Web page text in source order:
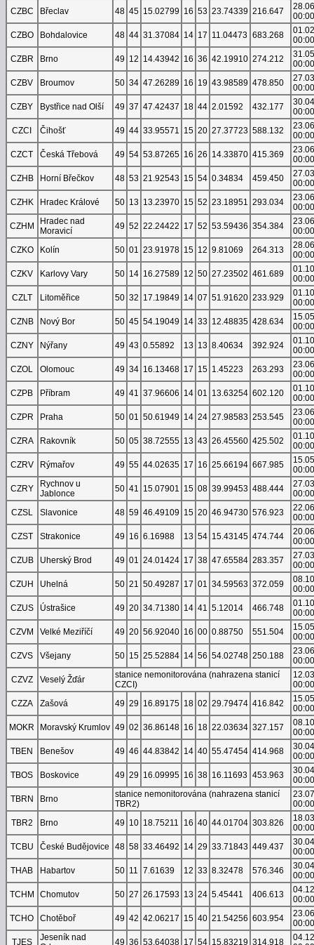
CZBC
Břeclav 48 45 15.02799 16 53 23.74339 216.647
00:00
CZBO
Bohdalovice 48 44 31.37084 14 17 11.04473 683.268
00:00
CZBR
Brno 49 12 14.43942 16 36 42.19910 274.212
00:00
CZBV
Broumov 50 34 47.26289 16 19 43.98589 478.850
00:00
CZBY
Bystřice nad Olší 49 37 47.42437 18 44 2.01592 432.177
00:00
CZCI
Čihošť 49 44 33.95571 15 20 27.37723 588.132
00:00
CZCT
Česká Třebová 49 54 53.87265 16 26 14.33870 415.369
00:00
CZHB
Horní Břečkov 48 53 21.92543 15 54 0.34834 459.450
00:00
CZHK
Hradec Králové 50 13 13.23970 15 52 23.18951 293.034
00:00
CZHM
Hradec nad
Moravicí
49 52 22.24422 17 52 53.59436 354.384
00:00
CZKO
Kolín 50 01 23.91978 15 12 9.81069 264.313
00:00
CZKV
Karlovy Vary 50 14 16.27589 12 50 27.23502 461.689
00:00
CZLT
Litoměřice 50 32 17.19849 14 07 51.91620 233.929
00:00
CZNB
Nový Bor 50 45 54.19049 14 33 12.48835 428.634
00:00
CZNY
Nýřany 49 43 0.55892 13 13 8.40634 392.924
00:00
CZOL
Olomouc 49 34 16.13468 17 15 1.45223 263.293
00:00
CZPB
Příbram 49 41 37.96606 14 01 13.63254 602.120
00:00
CZPR
Praha 50 01 50.61949 14 24 27.98583 253.545
00:00
CZRA
Rakovník 50 05 38.72555 13 43 26.45560 425.502
00:00
CZRV
Rýmařov 49 55 44.02635 17 16 25.66194 667.985
00:00
CZRY
Rychnov u
Jablonce
50 41 15.07901 15 08 39.99453 488.444
00:00
CZSL
Slavonice 48 59 46.49109 15 20 46.94730 576.923
00:00
CZST
Strakonice 49 16 6.16988 13 54 15.43145 474.744
00:00
CZUB
Uherský Brod 49 01 24.01424 17 38 47.65584 283.357
00:00
CZUH
Uhelná 50 21 50.49287 17 01 34.59563 372.059
00:00
CZUS
Ústrašice 49 20 34.71380 14 41 5.12014 466.748
00:00
CZVM
Velké Meziříčí 49 20 56.92040 16 00 0.88750 551.504
00:00
CZVS
Všejany 50 15 25.52884 14 56 54.02748 250.188
00:00
CZVZ
Veselý Žďár
stanice nemonitorována (nahrazena stanicí
CZCI)
00:00
CZZA
Zašová 49 29 16.89175 18 02 29.79474 416.842
00:00
MOKR
Moravský Krumlov 49 02 36.86148 16 18 22.03634 327.157
00:00
TBEN
Benešov 49 46 44.83842 14 40 55.47454 414.968
00:00
TBOS
Boskovice 49 29 16.09995 16 38 16.11693 453.963
00:00
TBRN
Brno
stanice nemonitorována (nahrazena stanicí
TBR2)
00:00
TBR2
Brno 49 10 18.75211 16 40 44.01704 303.826
00:00
TCBU
České Budějovice 48 58 33.46492 14 29 33.71843 449.437
00:00
THAB
Habartov 50 11 7.61639 12 33 8.32478 576.346
00:00
TCHM
Chomutov 50 27 26.17593 13 24 5.45441 406.613
00:00
TCHO
Chotěboř 49 42 42.06217 15 40 21.54256 603.954
00:00
TJES
Jeseník nad
49 36 53.64038 17 54 15.83219 314.918